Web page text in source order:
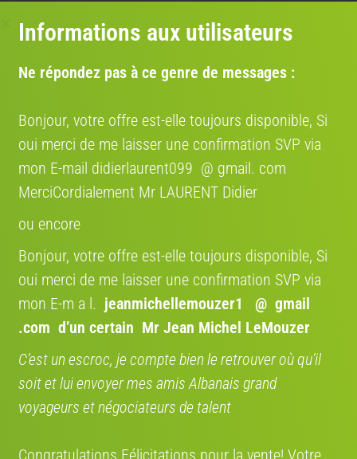
Lancer l'estimation V-IA
Estimation par vendre-son-velo.com — données marché actualisées ·
Vente et prix
Prix:
Prix d'origine:
Opportunité:
Informations aux utilisateurs
Ne répondez pas à ce genre de messages :
Bonjour, votre offre est-elle toujours disponible, Si
oui merci de me laisser une confirmation SVP via
mon E-mail didierlaurent099 @ gmail. com
MerciCordialement Mr LAURENT Didier
ou encore
Bonjour, votre offre est-elle toujours disponible, Si
oui merci de me laisser une confirmation SVP via
mon E-m a l. jeanmichellemouzer1 @ gmail
.com d’un certain Mr Jean Michel LeMouzer
C’est un escroc, je compte bien le retrouver où qu’il
soit et lui envoyer mes amis Albanais grand
voyageurs et négociateurs de talent
Congratulations Félicitations pour la vente! Votre